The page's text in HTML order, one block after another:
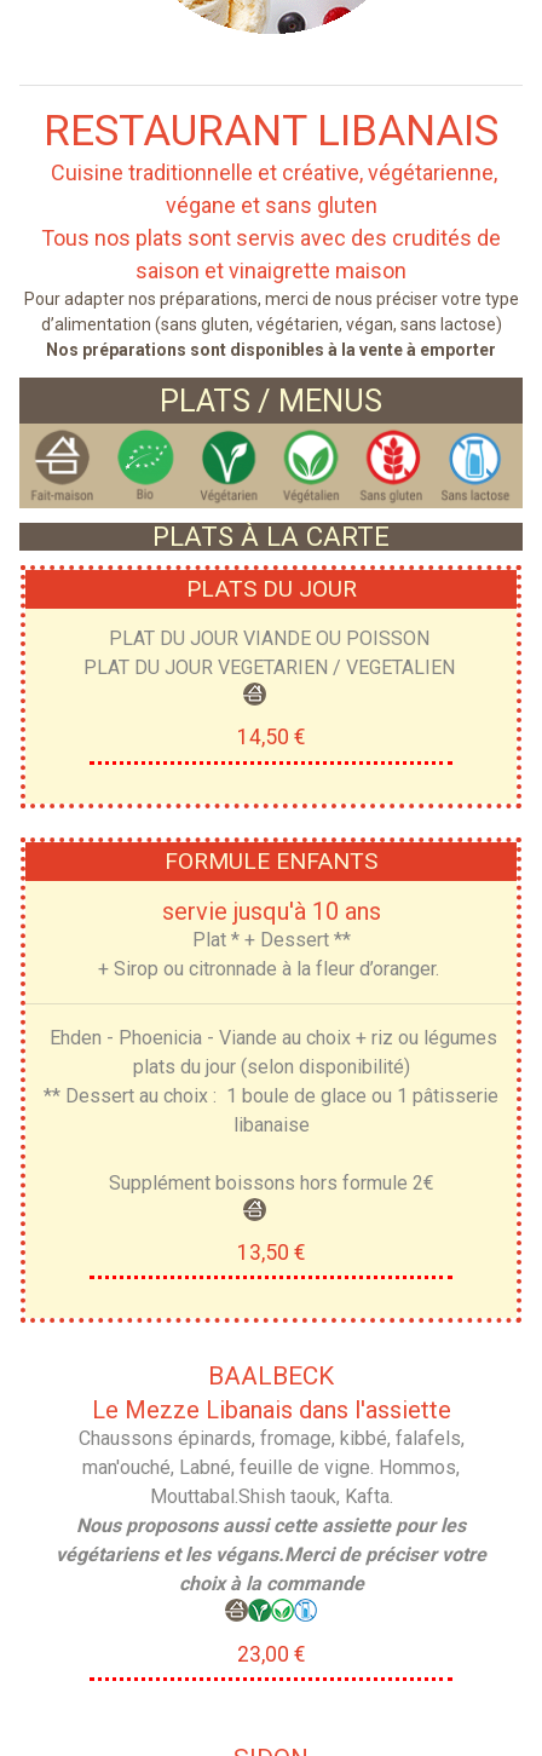
RESTAURANT LIBANAIS
Cuisine traditionnelle et créative, végétarienne,
végane et sans gluten
Tous nos plats sont servis avec des crudités de
saison et vinaigrette maison
Pour adapter nos préparations, merci de nous préciser votre type
d’alimentation (sans gluten, végétarien, végan, sans lactose)
Nos préparations sont disponibles à la vente à emporter
PLATS / MENUS
PLATS À LA CARTE
PLATS DU JOUR
PLAT DU JOUR VIANDE OU POISSON
PLAT DU JOUR VEGETARIEN / VEGETALIEN
14,50 €
FORMULE ENFANTS
servie jusqu'à 10 ans
Plat * + Dessert **
+ Sirop ou citronnade à la fleur d’oranger.
Ehden - Phoenicia - Viande au choix + riz ou légumes
plats du jour (selon disponibilité)
** Dessert au choix : 1 boule de glace ou 1 pâtisserie
libanaise
Supplément boissons hors formule 2€
13,50 €
BAALBECK
Le Mezze Libanais dans l'assiette
Chaussons épinards, fromage, kibbé, falafels,
man'ouché, Labné, feuille de vigne. Hommos,
Mouttabal.Shish taouk, Kafta.
Nous proposons aussi cette assiette pour les
végétariens et les végans.Merci de préciser votre
choix à la commande
23,00 €